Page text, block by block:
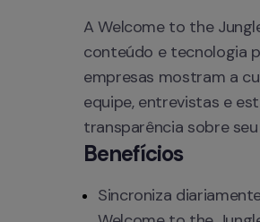
A Welcome to the
conteúdo e tecnologia
empresas mostram a
equipe, entrevistas e
transparência sobre
Benefícios
Sincroniza